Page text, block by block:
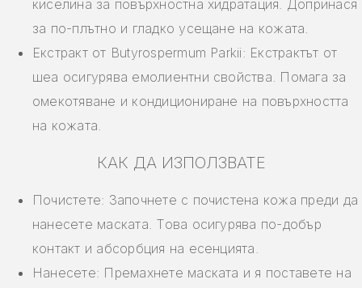
киселина за повърхностна хидратация. Допринася
за по-плътно и гладко усещане на кожата.
Екстракт от Butyrospermum Parkii: Екстрактът от
шеа осигурява емолиентни свойства. Помага за
омекотяване и кондициониране на повърхността
на кожата.
КАК ДА ИЗПОЛЗВАТЕ
Почистете: Започнете с почистена кожа преди да
нанесете маската. Това осигурява по-добър
контакт и абсорбция на есенцията.
Нанесете: Премахнете маската и я поставете на